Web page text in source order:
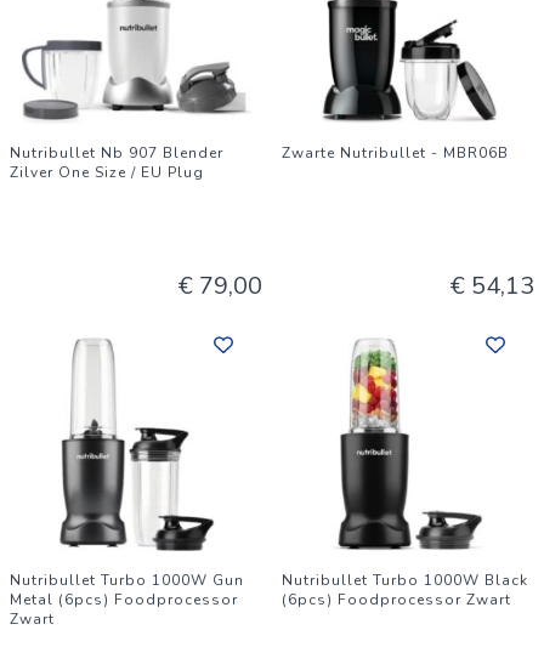
Nutribullet Nb 907 Blender
Zilver One Size / EU Plug
€ 79,00
Zwarte Nutribullet - MBR06B
€ 54,13
Nutribullet Turbo 1000W Gun
Metal (6pcs) Foodprocessor
Zwart
Nutribullet Turbo 1000W Black
(6pcs) Foodprocessor Zwart